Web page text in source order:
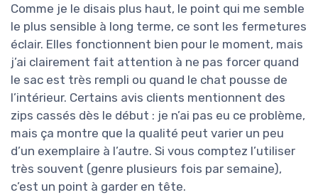
Comme je le disais plus haut, le point qui me semble
le plus sensible à long terme, ce sont les fermetures
éclair. Elles fonctionnent bien pour le moment, mais
j’ai clairement fait attention à ne pas forcer quand
le sac est très rempli ou quand le chat pousse de
l’intérieur. Certains avis clients mentionnent des
zips cassés dès le début : je n’ai pas eu ce problème,
mais ça montre que la qualité peut varier un peu
d’un exemplaire à l’autre. Si vous comptez l’utiliser
très souvent (genre plusieurs fois par semaine),
c’est un point à garder en tête.